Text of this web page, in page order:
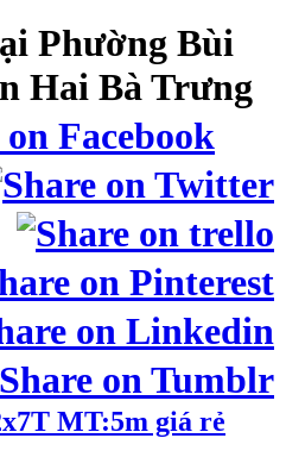
Phường Bùi
Hai Bà Trưng
MT:5m giá rẻ